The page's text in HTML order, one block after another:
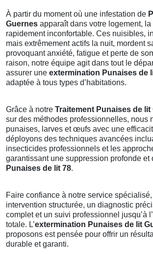
À partir du moment où une infestation de
Guernes apparaît dans votre logement,
rapidement inconfortable. Ces nuisibles,
mais extrêmement actifs la nuit, mordent
provoquant anxiété, fatigue et perte de
raison, notre équipe agit dans tout le
assurer une extermination Punaises de
adaptée à tous types d’habitations.
Grâce à notre Traitement Punaises de lit
sur des méthodes professionnelles, nous
punaises, larves et œufs avec une
déployons des techniques avancées
insecticides professionnels et les
garantissant une suppression profonde et
Punaises de lit 78.
Faire confiance à notre service spécialisé,
intervention structurée, un diagnostic
complet et un suivi professionnel jusqu’à
totale. L’extermination Punaises de lit
proposons est pensée pour offrir un
durable et garanti.